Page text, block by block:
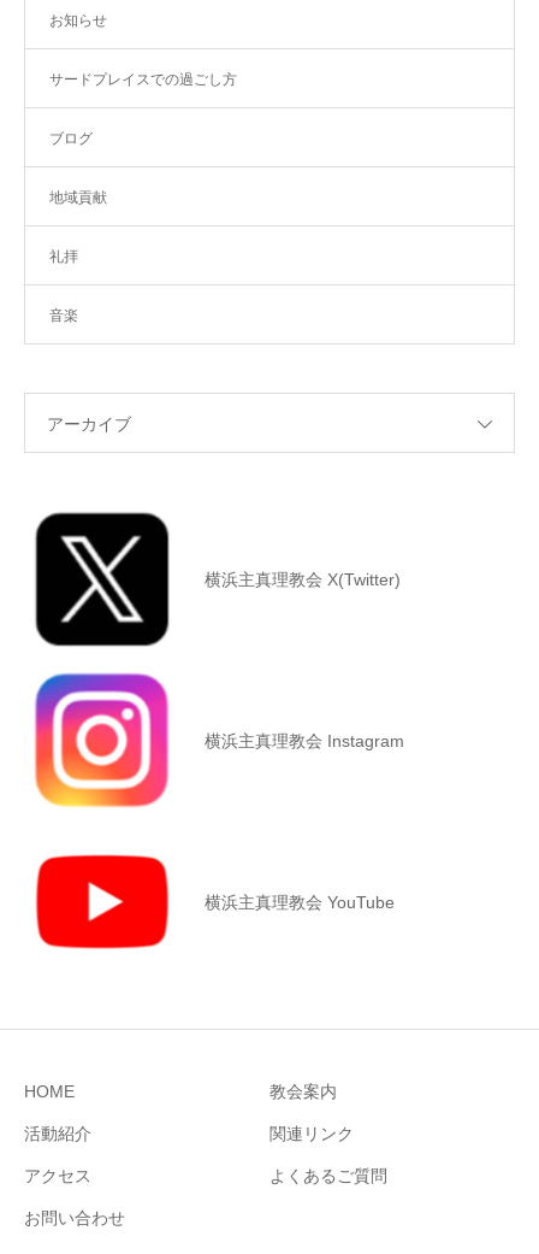
お知らせ
サードプレイスでの過ごし方
ブログ
地域貢献
礼拝
音楽
アーカイブ
横浜主真理教会 X(Twitter)
横浜主真理教会 Instagram
横浜主真理教会 YouTube
HOME 教会案内
活動紹介 関連リンク
アクセス よくあるご質問
お問い合わせ